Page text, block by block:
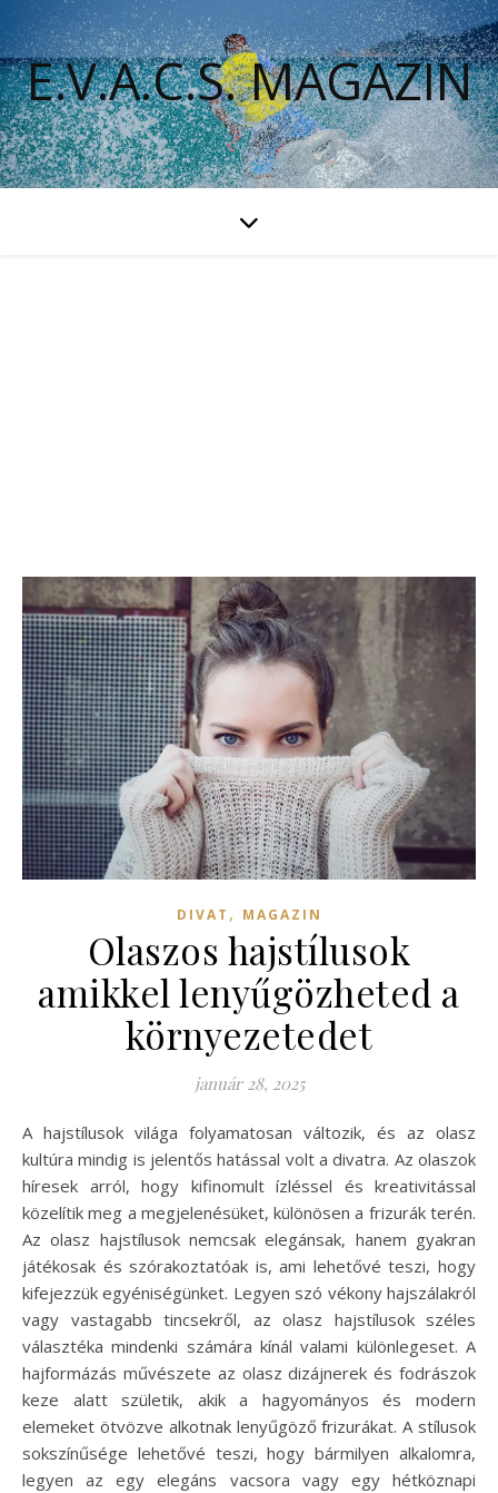
E.V.A.C.S. MAGAZIN
DIVAT , MAGAZIN
Olaszos hajstílusok
amikkel lenyűgözheted a
környezetedet
január 28, 2025
A hajstílusok világa folyamatosan változik, és az olasz
kultúra mindig is jelentős hatással volt a divatra. Az olaszok
híresek arról, hogy kifinomult ízléssel és kreativitással
közelítik meg a megjelenésüket, különösen a frizurák terén.
Az olasz hajstílusok nemcsak elegánsak, hanem gyakran
játékosak és szórakoztatóak is, ami lehetővé teszi, hogy
kifejezzük egyéniségünket. Legyen szó vékony hajszálakról
vagy vastagabb tincsekről, az olasz hajstílusok széles
választéka mindenki számára kínál valami különlegeset. A
hajformázás művészete az olasz dizájnerek és fodrászok
keze alatt születik, akik a hagyományos és modern
elemeket ötvözve alkotnak lenyűgöző frizurákat. A stílusok
sokszínűsége lehetővé teszi, hogy bármilyen alkalomra,
legyen az egy elegáns vacsora vagy egy hétköznapi